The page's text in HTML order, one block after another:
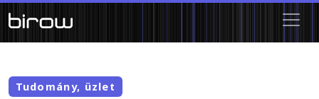
Tudomány, üzlet